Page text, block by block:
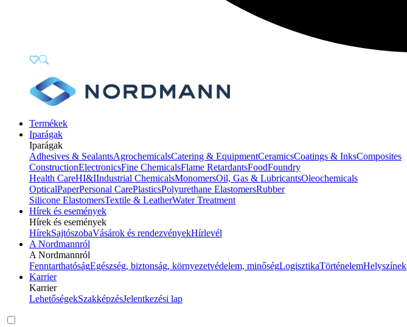
Termékek
Iparágak
Iparágak
Adhesives & SealantsAgrochemicalsCatering & EquipmentCeramicsCoatings & InksComposites
ConstructionElectronicsFine ChemicalsFlame RetardantsFoodFoundry
Health CareHI&IIndustrial ChemicalsMonomersOil, Gas & LubricantsOleochemicals
OpticalPaperPersonal CarePlasticsPolyurethane ElastomersRubber
Silicone ElastomersTextile & LeatherWater Treatment
Hírek és események
Hírek és események
HírekSajtószobaVásárok és rendezvényekHírlevél
A Nordmannról
A Nordmannról
FenntarthatóságEgészség, biztonság, környezetvédelem, minőségLogisztikaTörténelemHelyszínek
Karrier
Karrier
LehetőségekSzakképzésJelentkezési lap